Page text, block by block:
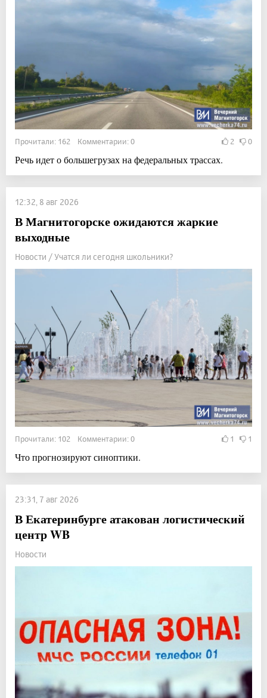
Прочитали: 162 Комментарии: 0 2 0
Речь идет о большегрузах на федеральных трассах.
12:32, 8 авг 2026
В Магнитогорске ожидаются жаркие
выходные
Новости / Учатся ли сегодня школьники?
Прочитали: 102 Комментарии: 0 1 1
Что прогнозируют синоптики.
23:31, 7 авг 2026
В Екатеринбурге атакован логистический
центр WB
Новости